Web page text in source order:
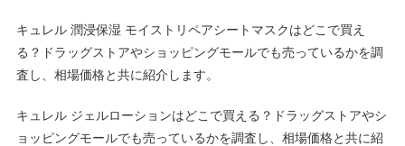
キュレル 潤浸保湿 モイストリペアシートマスクはどこで買え
る？ドラッグストアやショッピングモールでも売っているかを調
査し、相場価格と共に紹介します。
キュレル ジェルローションはどこで買える？ドラッグストアやシ
ョッピングモールでも売っているかを調査し、相場価格と共に紹